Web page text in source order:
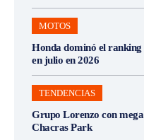
MOTOS
Honda dominó el ranking
en julio en 2026
TENDENCIAS
Grupo Lorenzo con
Chacras Park